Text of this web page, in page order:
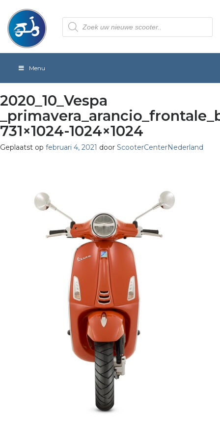
Producten
zoeken
Menu
2020_10_Vespa
731×1024-1024×1024
Geplaatst op februari 4, 2021 door ScooterCenterNederland